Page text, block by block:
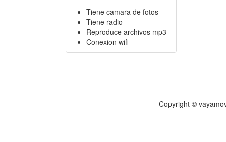
Tiene camara de fotos
Tiene radio
Reproduce archivos mp3
Conexion wifi
Copyright ©